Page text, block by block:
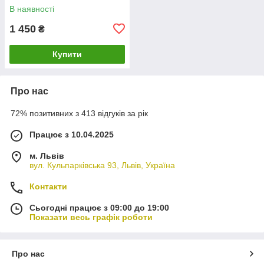
В наявності
1 450 ₴
Купити
Про нас
72% позитивних з 413 відгуків за рік
Працює з 10.04.2025
м. Львів
вул. Кульпарківська 93, Львів, Україна
Контакти
Сьогодні працює з 09:00 до 19:00
Показати весь графік роботи
Про нас